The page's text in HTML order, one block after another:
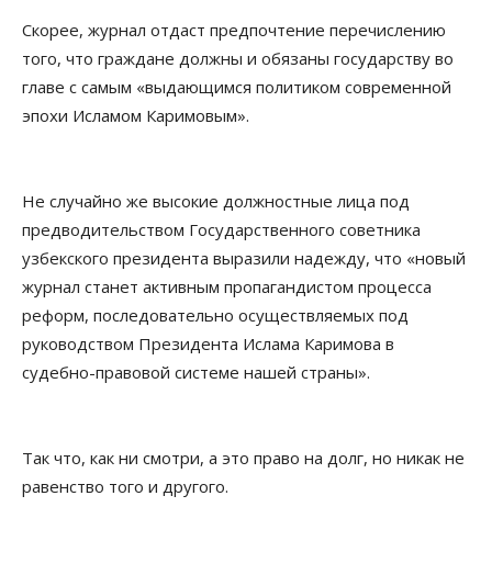
Скорее, журнал отдаст предпочтение перечислению
того, что граждане должны и обязаны государству во
главе с самым «выдающимся политиком современной
эпохи Исламом Каримовым».
Не случайно же высокие должностные лица под
предводительством Государственного советника
узбекского президента выразили надежду, что «новый
журнал станет активным пропагандистом процесса
реформ, последовательно осуществляемых под
руководством Президента Ислама Каримова в
судебно-правовой системе нашей страны».
Так что, как ни смотри, а это право на долг, но никак не
равенство того и другого.